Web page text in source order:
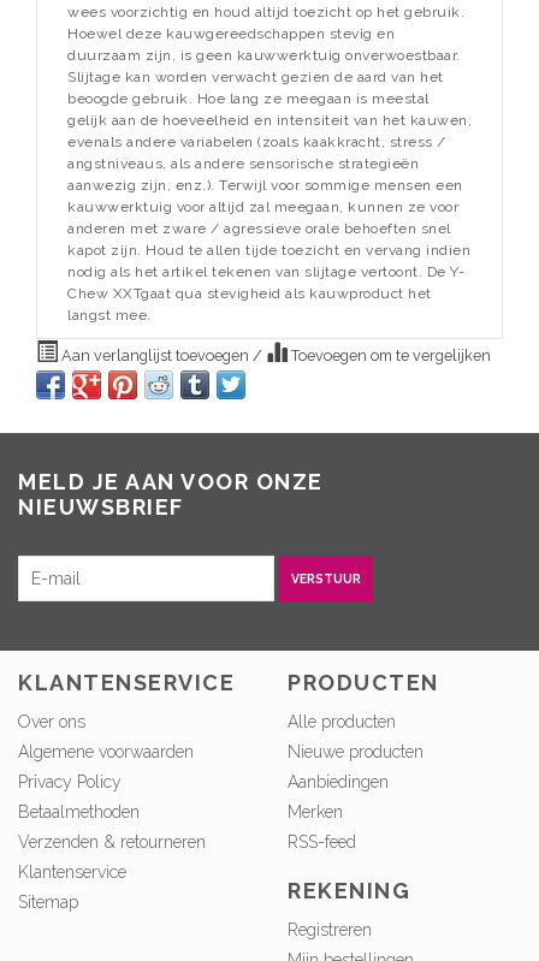
wees voorzichtig en houd altijd toezicht op het gebruik.
Hoewel deze kauwgereedschappen stevig en
duurzaam zijn, is geen kauwwerktuig onverwoestbaar.
Slijtage kan worden verwacht gezien de aard van het
beoogde gebruik. Hoe lang ze meegaan is meestal
gelijk aan de hoeveelheid en intensiteit van het kauwen,
evenals andere variabelen (zoals kaakkracht, stress /
angstniveaus, als andere sensorische strategieën
aanwezig zijn, enz.). Terwijl voor sommige mensen een
kauwwerktuig voor altijd zal meegaan, kunnen ze voor
anderen met zware / agressieve orale behoeften snel
kapot zijn. Houd te allen tijde toezicht en vervang indien
nodig als het artikel tekenen van slijtage vertoont. De Y-
Chew XXTgaat qua stevigheid als kauwproduct het
langst mee.
Aan verlanglijst toevoegen / Toevoegen om te vergelijken
MELD JE AAN VOOR ONZE
NIEUWSBRIEF
VERSTUUR
KLANTENSERVICE
Over ons
Algemene voorwaarden
Privacy Policy
Betaalmethoden
Verzenden & retourneren
Klantenservice
Sitemap
PRODUCTEN
Alle producten
Nieuwe producten
Aanbiedingen
Merken
RSS-feed
REKENING
Registreren